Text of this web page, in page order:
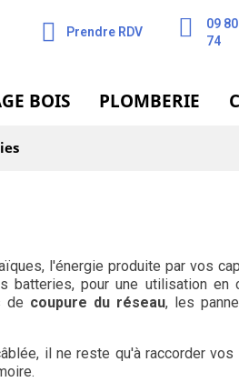
Prendre RDV
09
74
BOIS PLOMBERIE
l'énergie produite par vos
pour une utilisation en
de coupure du réseau, les
il ne reste qu'à raccorder vos